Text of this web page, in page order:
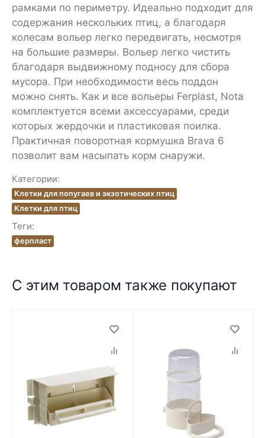
рамками по периметру. Идеально подходит для
содержания нескольких птиц, а благодаря
колесам вольер легко передвигать, несмотря
на большие размеры. Вольер легко чистить
благодаря выдвижному подносу для сбора
мусора. При необходимости весь поддон
можно снять. Как и все вольеры Ferplast, Nota
комплектуется всеми аксессуарами, среди
которых жердочки и пластиковая поилка.
Практичная поворотная кормушка Brava 6
позволит вам насыпать корм снаружи.
Категории:
Клетки для попугаев и экзотических птиц
Клетки для птиц
Теги:
ферпласт
С этим товаром также покупают